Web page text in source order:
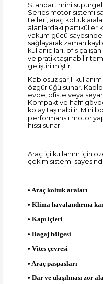
Standart mini
Series motor sistemi
telleri, araç koltuk
alanlardaki partiküller
vakum gücü
sağlayarak zaman
kullanıcıları, ofis
ve pratik taşınabilir
geliştirilmiştir.
Kablosuz şarjlı
özgürlüğü sunar.
evde, ofiste veya
Kompakt ve hafif
kolay taşınabilir. Mini
performanslı motor
hissi sunar.
Araç içi kullanım için
çekim sistemi
• Araç koltuk araları
• Klima havalandırma
• Kapı içleri
• Bagaj bölgesi
• Vites çevresi
• Araç paspasları
• Dar ve ulaşılması zor